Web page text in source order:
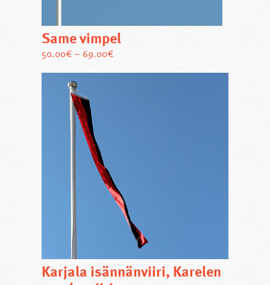
Same vimpel
50.00€– 69.00€Den
kan
väljas
på
produktsidan
Karjala isännänviiri, Karelen